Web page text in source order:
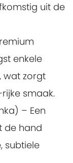
uit de
enkele
wat zorgt
smaak.
– Een
de hand
subtiele